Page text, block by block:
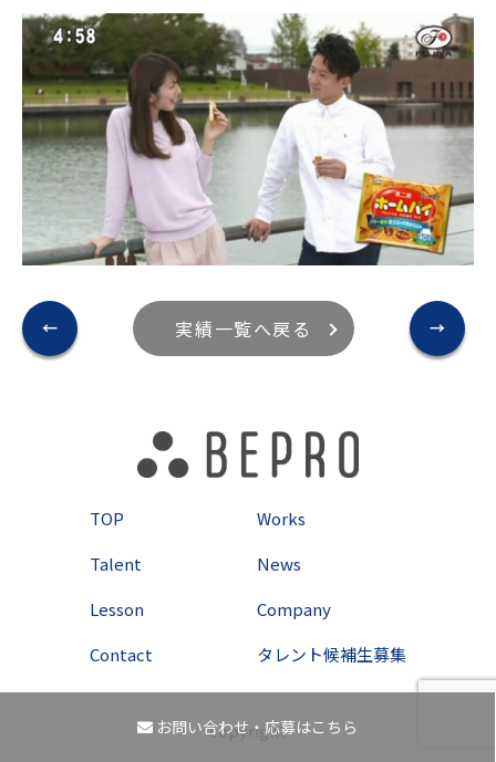
← 実績一覧へ戻る →
TOP
Works
Talent
News
Lesson
Company
Contact
タレント候補生募集
copyright
お問い合わせ・応募はこちら